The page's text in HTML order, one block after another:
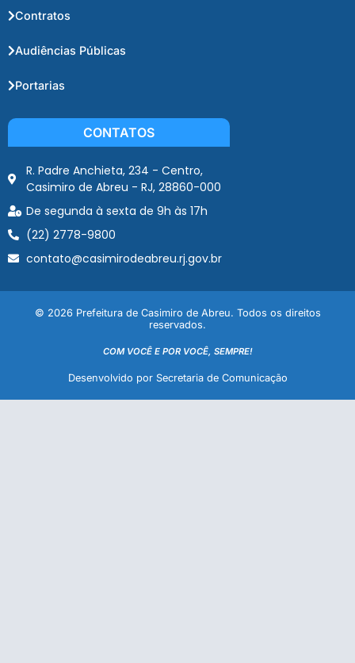
Contratos
Audiências Públicas
Portarias
CONTATOS
R. Padre Anchieta, 234 - Centro,
Casimiro de Abreu - RJ, 28860-000
De segunda à sexta de 9h às 17h
(22) 2778-9800
contato@casimirodeabreu.rj.gov.br
© 2026 Prefeitura de Casimiro de Abreu. Todos os direitos
reservados.
COM VOCÊ E POR VOCÊ, SEMPRE!
Desenvolvido por Secretaria de Comunicação